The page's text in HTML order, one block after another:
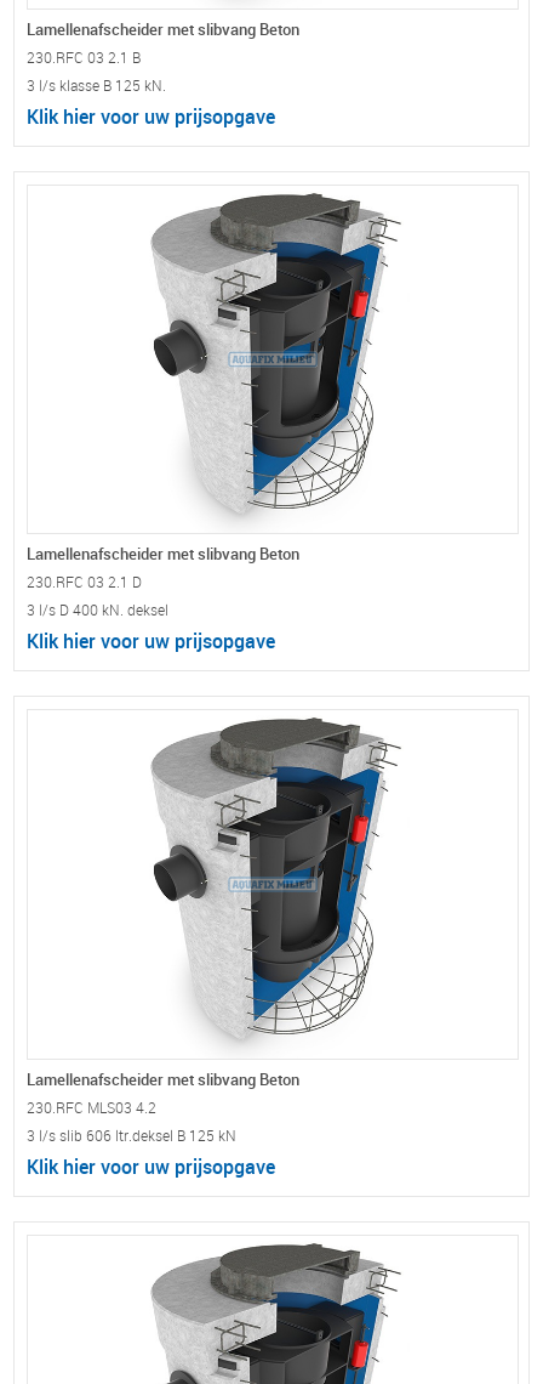
beton C60/75. Deze newgeneration straatkolk is een afwateringspunt &
waterzuivering in één behuizing. Zeer geschikt voor o.a. bussluizen,
bushaltes, taxistandplaatsen, etc. De Green Gully lamellenafscheider is
leverbaar in de verkeersklassen B125 kN. en D400 kN.
Lamellenafscheider met slibvang Beton
230.RFC 03 2.1 B
3 l/s klasse B 125 kN.
Klik hier voor uw prijsopgave
Lamellenafscheider met slibvang Beton
230.RFC 03 2.1 D
3 l/s D 400 kN. deksel
Klik hier voor uw prijsopgave
Lamellenafscheider met slibvang Beton
230.RFC MLS03 4.2
3 l/s slib 606 ltr.deksel B 125 kN
Klik hier voor uw prijsopgave